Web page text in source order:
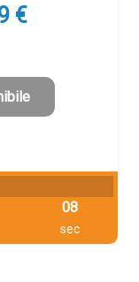
€.
€Il
è:
191,19 €.
08
sec